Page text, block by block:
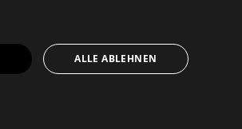
ALLE ABLEHNEN